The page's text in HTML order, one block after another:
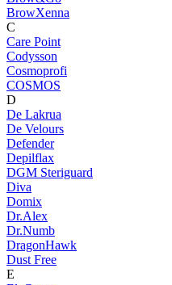
BrowXenna
C
Care Point
Codysson
Cosmoprofi
COSMOS
D
De Lakrua
De Velours
Defender
Depilflax
DGM Steriguard
Diva
Domix
Dr.Alex
Dr.Numb
DragonHawk
Dust Free
E